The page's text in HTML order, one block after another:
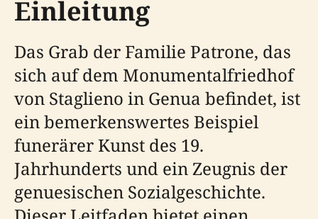
Einleitung
Das Grab der Familie Patrone, das
sich auf dem Monumentalfriedhof
von Staglieno in Genua befindet, ist
ein bemerkenswertes Beispiel
funerärer Kunst des 19.
Jahrhunderts und ein Zeugnis der
genuesischen Sozialgeschichte.